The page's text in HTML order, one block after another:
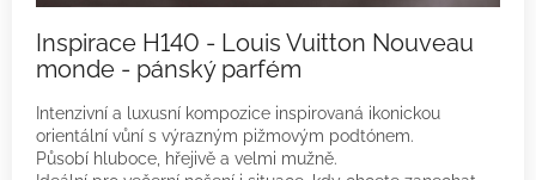
Inspirace H140 - Louis Vuitton Nouveau
monde - pánský parfém
Intenzivní a luxusní kompozice inspirovaná ikonickou
orientální vůní s výrazným pižmovým podtónem.
Působí hluboce, hřejivě a velmi mužně.